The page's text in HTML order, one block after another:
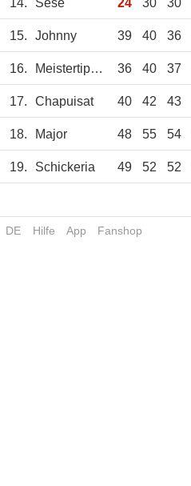
14. Sese 24 30 30
15. Johnny 39 40 36
16. Meistertipper 36 40 37
17. Chapuisat 40 42 43
18. Major 48 55 54
19. Schickeria 49 52 52
DE Hilfe App Fanshop